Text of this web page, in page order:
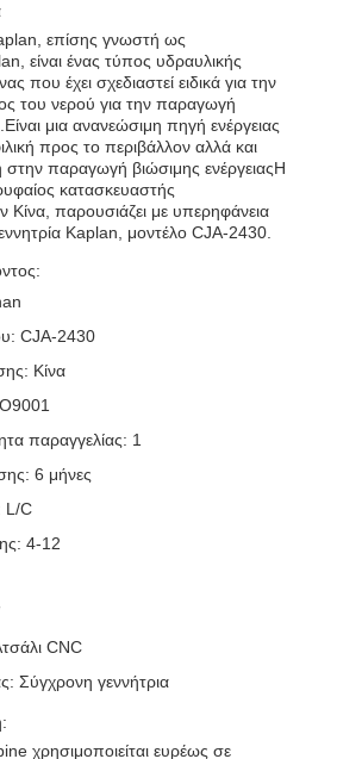
επίσης γνωστή ως
είναι ένας τύπος υδραυλικής
που έχει σχεδιαστεί ειδικά για την
του νερού για την παραγωγή
μια ανανεώσιμη πηγή ενέργειας
προς το περιβάλλον αλλά και
στην παραγωγή βιώσιμης ενέργειαςΗ
κατασκευαστής
Κίνα, παρουσιάζει με υπερηφάνεια
Kaplan, μοντέλο CJA-2430.
CJA-2430
Κίνα
παραγγελίας: 1
6 μήνες
L/C
4-12
CNC
Σύγχρονη γεννήτρια
χρησιμοποιείται ευρέως σε